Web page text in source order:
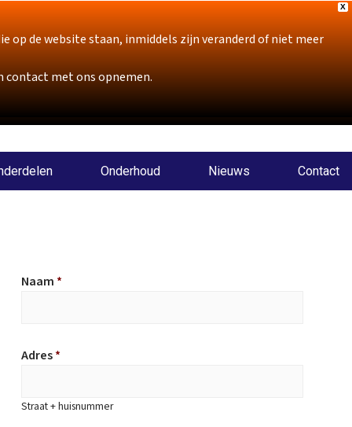
X
op de website staan, inmiddels zijn veranderd of niet meer
contact met ons opnemen.
Onderhoud Nieuws Contact
Naam *
Adres*
Straat + huisnummer